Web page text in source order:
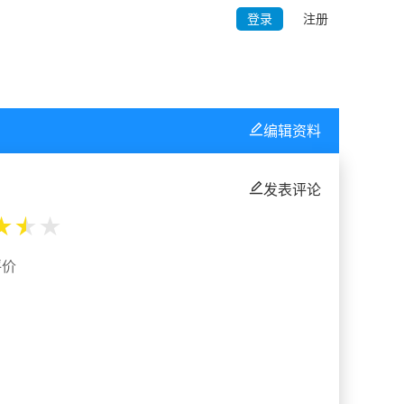
登录 注册
发表评论
★ ★
编辑资料